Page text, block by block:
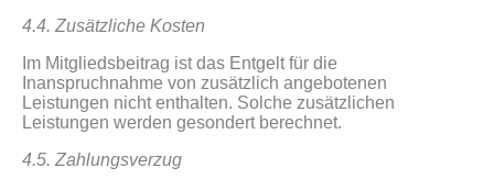
4.4. Zusätzliche Kosten
Im Mitgliedsbeitrag ist das Entgelt für die
Inanspruchnahme von zusätzlich angebotenen
Leistungen nicht enthalten. Solche zusätzlichen
Leistungen werden gesondert berechnet.
4.5. Zahlungsverzug